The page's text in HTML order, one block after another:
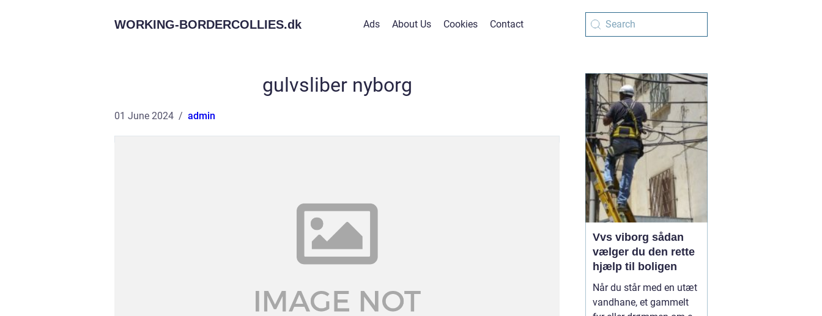
WORKING-BORDERCOLLIES.dk Ads About Us Cookies Contact
gulvsliber nyborg
01 June 2024 admin
Vvs viborg sådan
vælger du den rette
hjælp til boligen
Når du står med en utæt
vandhane, et gammelt